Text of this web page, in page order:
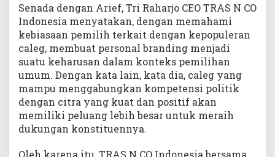
Senada dengan Arief, Tri Raharjo CEO TRAS N CO
Indonesia menyatakan, dengan memahami
kebiasaan pemilih terkait dengan kepopuleran
caleg, membuat personal branding menjadi
suatu keharusan dalam konteks pemilihan
umum. Dengan kata lain, kata dia, caleg yang
mampu menggabungkan kompetensi politik
dengan citra yang kuat dan positif akan
memiliki peluang lebih besar untuk meraih
dukungan konstituennya.
Oleh karena itu, TRAS N CO Indonesia bersama